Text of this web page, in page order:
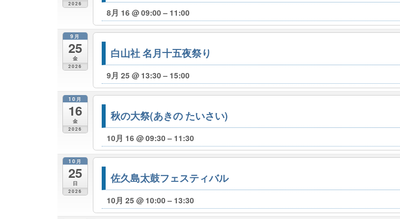
2026
8月 16 @ 09:00 – 11:00
9月
25
金
2026
白山社 名月十五夜祭り
9月 25 @ 13:30 – 15:00
10月
16
金
2026
秋の大祭(あきの たいさい)
10月 16 @ 09:30 – 11:30
10月
25
日
2026
佐久島太鼓フェスティバル
10月 25 @ 10:00 – 13:30